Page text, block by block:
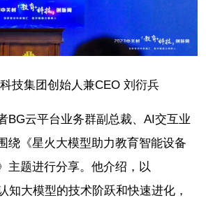
技集团创始人兼CEO 刘衍兵
BG云平台业务群副总裁、AI交互业
绕《星火大模型助力教育智能设备
主题进行分享。他介绍，以
知大模型的技术阶跃和快速进化，